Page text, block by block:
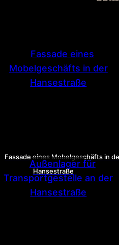
Fassade eines Mobelgeschäfts in
Hansestraße